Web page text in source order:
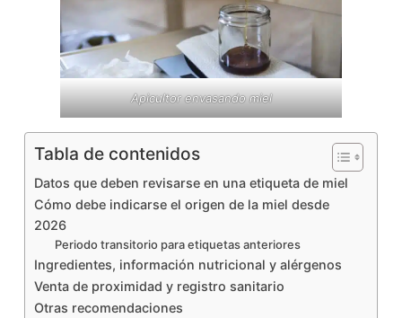
Apicultor envasando miel
Tabla de contenidos
Datos que deben revisarse en una etiqueta de miel
Cómo debe indicarse el origen de la miel desde
2026
Periodo transitorio para etiquetas anteriores
Ingredientes, información nutricional y alérgenos
Venta de proximidad y registro sanitario
Otras recomendaciones